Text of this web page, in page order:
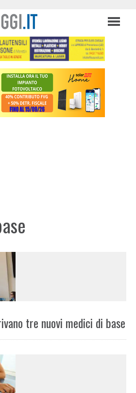
tre nuovi medici di base